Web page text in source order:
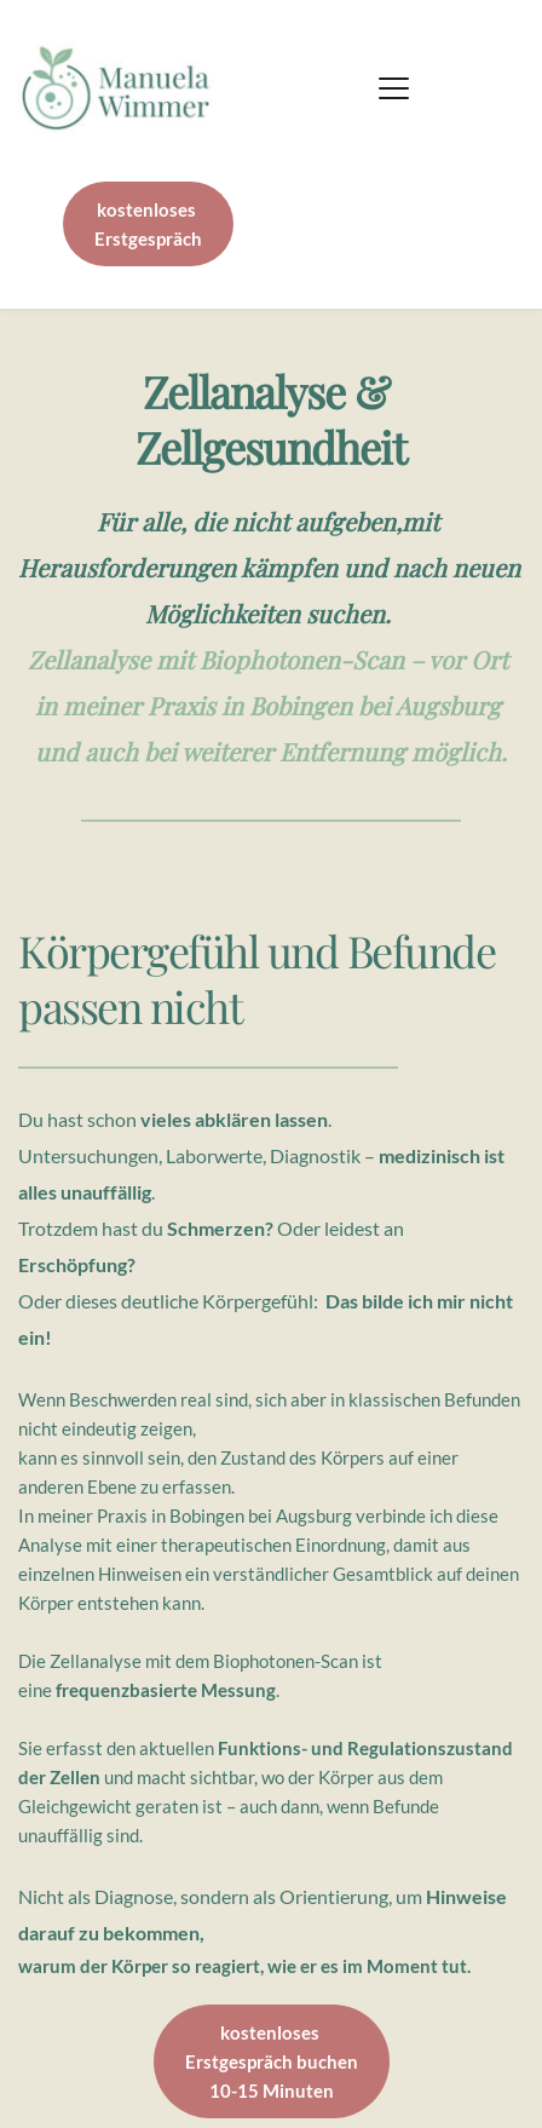
kostenloses
Erstgespräch
Zellanalyse &
Zellgesundheit
Für alle, die nicht aufgeben,mit
Herausforderungen kämpfen und nach neuen
Möglichkeiten suchen.
Zellanalyse mit Biophotonen-Scan – vor Ort
in meiner Praxis in Bobingen bei Augsburg
und auch bei weiterer Entfernung möglich.
Körpergefühl und Befunde
passen nicht
Du hast schon vieles abklären lassen.
Untersuchungen, Laborwerte, Diagnostik – medizinisch ist
alles unauffällig.
Trotzdem hast du Schmerzen?
Erschöpfung?
Oder dieses deutliche Körpergefühl: Das bilde ich mir nicht
ein!
Wenn Beschwerden real sind, sich aber in klassischen Befunden
nicht eindeutig zeigen,
kann es sinnvoll sein, den Zustand des Körpers auf einer
anderen Ebene zu erfassen.
In meiner Praxis in Bobingen bei Augsburg verbinde ich diese
Analyse mit einer therapeutischen Einordnung, damit aus
einzelnen Hinweisen ein verständlicher Gesamtblick auf deinen
Körper entstehen kann.
Die Zellanalyse mit dem Biophotonen-Scan ist
eine frequenzbasierte Messung.
Sie erfasst den aktuellen Funktions- und Regulationszustand
der Zellen und macht sichtbar, wo der Körper aus dem
Gleichgewicht geraten ist – auch dann, wenn Befunde
unauffällig sind.
Nicht als Diagnose, sondern als Orientierung, um Hinweise
darauf zu bekommen,
warum der Körper so reagiert, wie er es im Moment tut.
kostenloses
Erstgespräch buchen
10-15 Minuten